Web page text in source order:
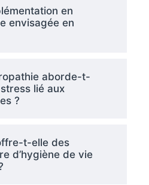
en
envisagée en
aborde-t-
lié aux
?
t-elle des
d’hygiène de vie